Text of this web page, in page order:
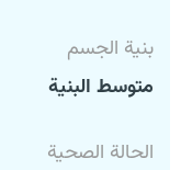
بنية الجسم
متوسط البنية
الحالة الصحية